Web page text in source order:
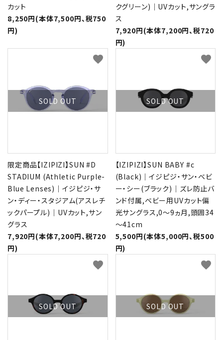
カット
8,250円(本体7,500円、税750
円)
クグリーン)｜UVカット,サングラ
ス
7,920円(本体7,200円、税720
円)
SOLD OUT
限定商品【IZIPIZI】SUN #D
STADIUM (Athletic Purple-
Blue Lenses)｜イジピジ・サ
ン・ディー・スタジアム(アスレチ
ックパープル)｜UVカット,サン
グラス
7,920円(本体7,200円、税720
円)
favorite
SOLD OUT
【IZIPIZI】SUN BABY #c
(Black)｜イジピジ・サン・ベビ
ー・シー(ブラック)｜ズレ防止バ
ンド付属,ベビー用UVカット偏
光サングラス,0～9ヵ月,頭囲34
～41cm
5,500円(本体5,000円、税500
円)
favorite
SOLD OUT
favorite
SOLD OUT
favorite